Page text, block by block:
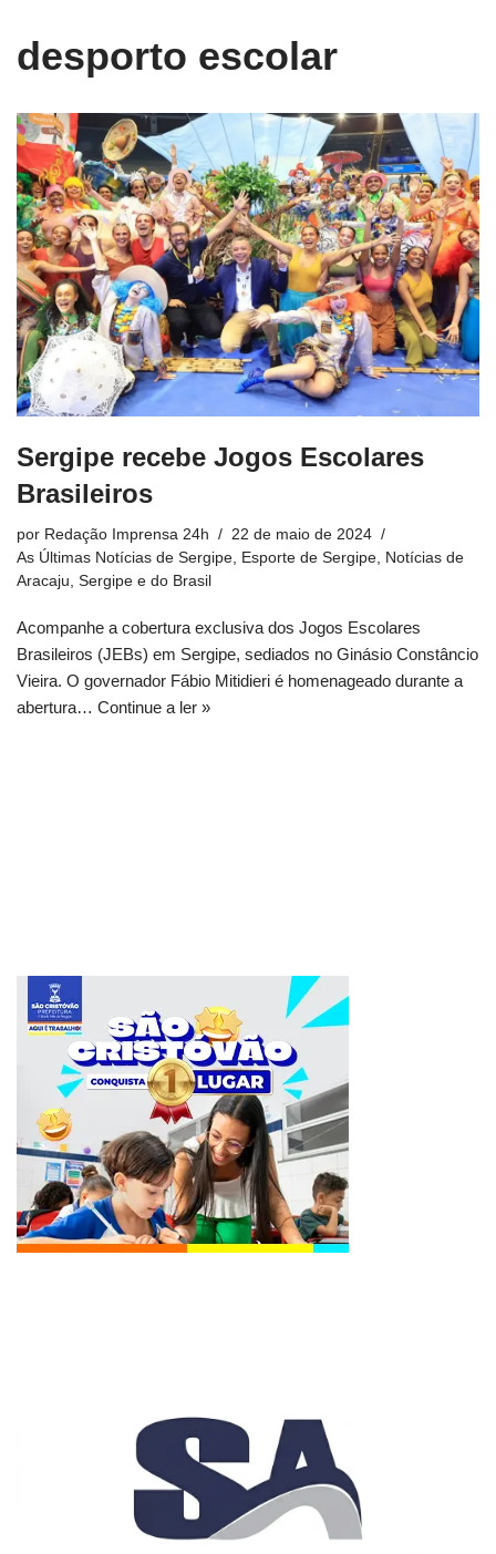
desporto escolar
Sergipe recebe Jogos Escolares
Brasileiros
por Redação Imprensa 24h
22 de maio de 2024
As Últimas Notícias de Sergipe, Esporte de Sergipe, Notícias de
Aracaju, Sergipe e do Brasil
Acompanhe a cobertura exclusiva dos Jogos Escolares
Brasileiros (JEBs) em Sergipe, sediados no Ginásio Constâncio
Vieira. O governador Fábio Mitidieri é homenageado durante a
abertura… Continue a ler »